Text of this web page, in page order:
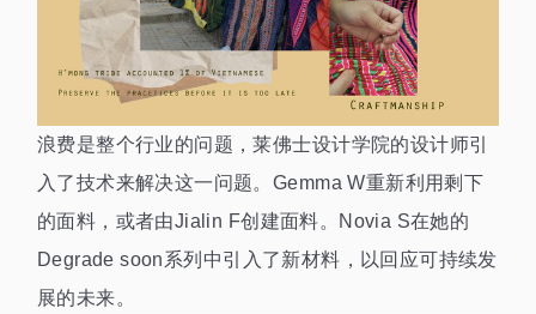
浪费是整个行业的问题，莱佛士设计学院的设计师引
入了技术来解决这一问题。Gemma W重新利用剩下
的面料，或者由Jialin F创建面料。Novia S在她的
Degrade soon系列中引入了新材料，以回应可持续发
展的未来。